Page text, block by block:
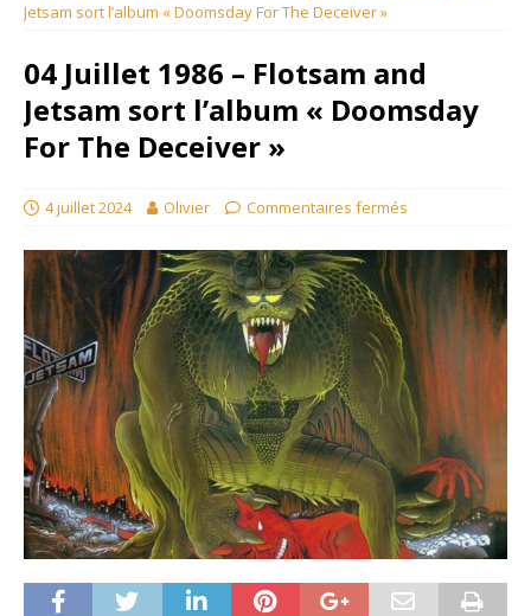
Jetsam sort l’album « Doomsday For The Deceiver »
04 Juillet 1986 – Flotsam and
Jetsam sort l’album « Doomsday
For The Deceiver »
4 juillet 2024 Olivier Commentaires fermés